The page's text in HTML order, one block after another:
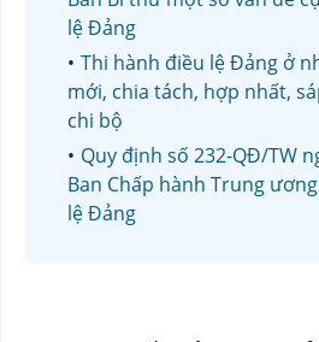
lệ Đảng
Thi hành điều lệ Đảng ở
mới, chia tách, hợp nhất,
chi bộ
Quy định số 232-QĐ/TW
Ban Chấp hành Trung
lệ Đảng